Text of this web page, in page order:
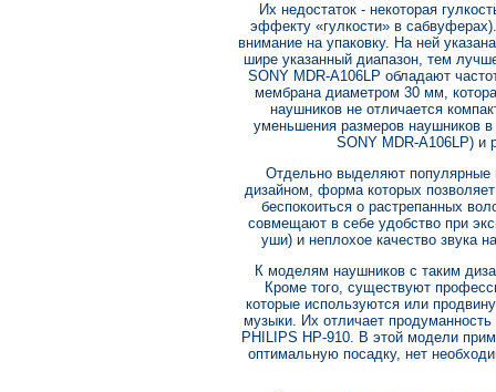
Их недостаток - некоторая
эффекту «гулкости» в
внимание на упаковку. На ней
шире указанный диапазон, тем
SONY MDR-A106LP обладают
мембрана диаметром 30 мм,
наушников не отличается
уменьшения размеров наушников
SONY MDR-A106LP) и
Отдельно выделяют популярные
дизайном, форма которых
беспокоиться о растрепанных
совмещают в себе удобство при
уши) и неплохое качество звука
К моделям наушников с таким
Кроме того, существуют
которые используются или
музыки. Их отличает
PHILIPS HP-910. В этой модели
оптимальную посадку, нет